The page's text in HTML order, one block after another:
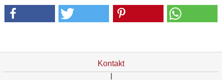
Kontakt